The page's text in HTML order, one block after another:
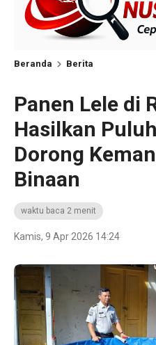
Beranda Berita
Panen Lele di
Hasilkan
Dorong
Binaan
waktu baca 2 menit
Kamis, 9 Apr 2026 14:24